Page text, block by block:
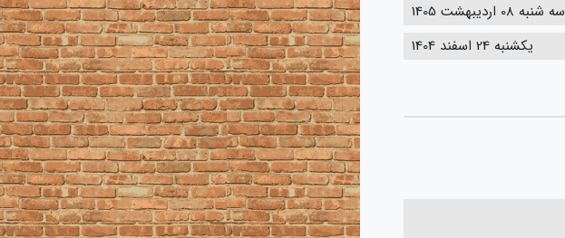
سه شنبه 08 اردیبهشت 1405
یکشنبه 24 اسفند 1404